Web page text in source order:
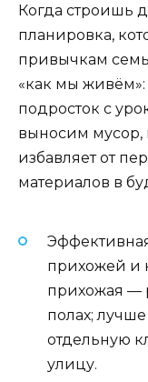
Когда строишь
планировка,
привычкам
«как мы живём»:
подросток с
выносим мусор,
избавляет от
материалов в
прихожей и
прихожая —
полах;
отдельную
улицу.